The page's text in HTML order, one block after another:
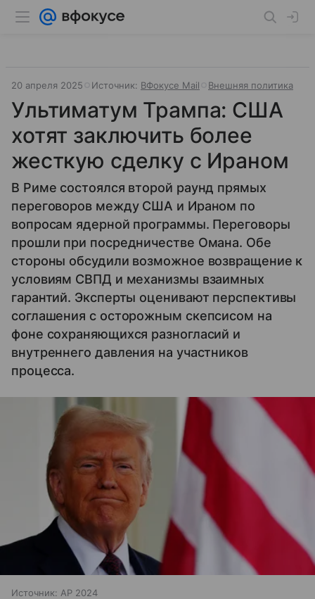
20 апреля 2025 Источник: ВФокусе Mail Внешняя политика
Ультиматум Трампа: США
хотят заключить более
жесткую сделку с Ираном
В Риме состоялся второй раунд прямых
переговоров между США и Ираном по
вопросам ядерной программы. Переговоры
прошли при посредничестве Омана. Обе
стороны обсудили возможное возвращение к
условиям СВПД и механизмы взаимных
гарантий. Эксперты оценивают перспективы
соглашения с осторожным скепсисом на
фоне сохраняющихся разногласий и
внутреннего давления на участников
процесса.
Источник: AP 2024